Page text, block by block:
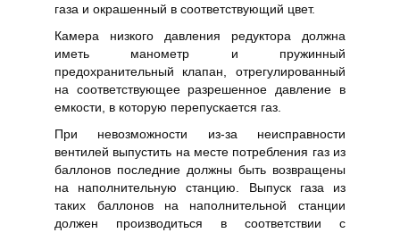
газа и окрашенный в соответствующий цвет.
Камера низкого давления редуктора должна
иметь манометр и пружинный
предохранительный клапан, отрегулированный
на соответствующее разрешенное давление в
емкости, в которую перепускается газ.
При невозможности из-за неисправности
вентилей выпустить на месте потребления газ из
баллонов последние должны быть возвращены
на наполнительную станцию. Выпуск газа из
таких баллонов на наполнительной станции
должен производиться в соответствии с